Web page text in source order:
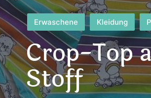
Posted
in
Erwaschene Kleidung
Crop-Top
Stoff